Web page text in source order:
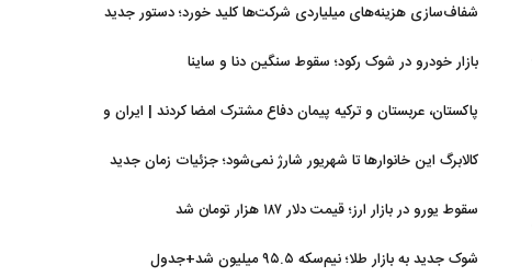
شفاف‌سازی هزینه‌های میلیاردی شرکت‌ها کلید خورد؛ دستور جدید
بازار خودرو در شوک رکود؛ سقوط سنگین دنا و ساینا
پاکستان، عربستان و ترکیه پیمان دفاع مشترک امضا کردند | ایران و
کالابرگ این خانوارها تا شهریور شارژ نمی‌شود؛ جزئیات زمان جدید
سقوط یورو در بازار ارز؛ قیمت دلار ۱۸۷ هزار تومان شد
شوک جدید به بازار طلا؛ نیم‌سکه ۹۵.۵ میلیون شد+جدول